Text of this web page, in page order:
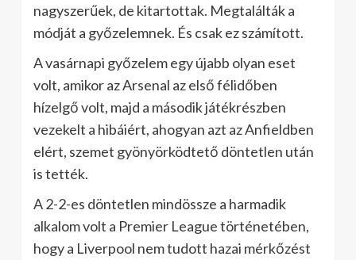
nagyszerűek, de kitartottak. Megtalálták a
módját a győzelemnek. És csak ez számított.
A vasárnapi győzelem egy újabb olyan eset
volt, amikor az Arsenal az első félidőben
hízelgő volt, majd a második játékrészben
vezekelt a hibáiért, ahogyan azt az Anfieldben
elért, szemet gyönyörködtető döntetlen után
is tették.
A 2-2-es döntetlen mindössze a harmadik
alkalom volt a Premier League történetében,
hogy a Liverpool nem tudott hazai mérkőzést